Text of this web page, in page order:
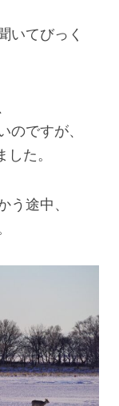
いてびっく
のですが、
た。
う途中、